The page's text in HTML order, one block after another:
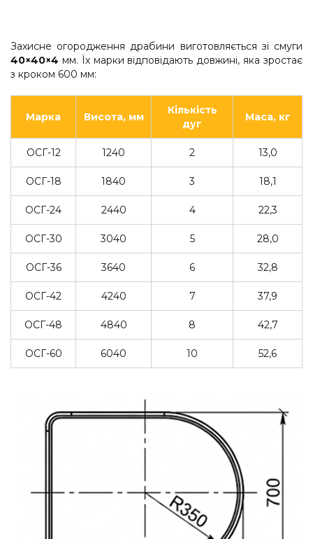
Захисне огородження драбини виготовляється зі смуги
40×40×4 мм. Їх марки відповідають довжині, яка зростає
з кроком 600 мм:
Марка Висота, мм
Кількість
дуг
Маса, кг
ОСГ-12 1240 2 13,0
ОСГ-18 1840 3 18,1
ОСГ-24 2440 4 22,3
ОСГ-30 3040 5 28,0
ОСГ-36 3640 6 32,8
ОСГ-42 4240 7 37,9
ОСГ-48 4840 8 42,7
ОСГ-60 6040 10 52,6